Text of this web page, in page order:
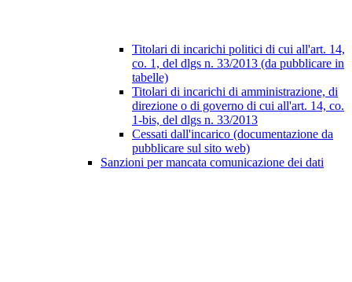
Titolari di incarichi politici di cui all'art. 14,
co. 1, del dlgs n. 33/2013 (da pubblicare in
tabelle)
Titolari di incarichi di amministrazione, di
direzione o di governo di cui all'art. 14, co.
1-bis, del dlgs n. 33/2013
Cessati dall'incarico (documentazione da
pubblicare sul sito web)
Sanzioni per mancata comunicazione dei dati